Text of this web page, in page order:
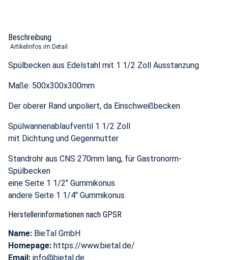
Beschreibung
Artikelinfos im Detail
Spülbecken aus Edelstahl mit 1 1/2 Zoll Ausstanzung
Maße: 500x300x300mm
Der oberer Rand unpoliert, da Einschweißbecken.
Spülwannenablaufventil 1 1/2 Zoll
mit Dichtung und Gegenmutter
Standrohr aus CNS 270mm lang, für Gastronorm-
Spülbecken
eine Seite 1 1/2" Gummikonus
andere Seite 1 1/4" Gummikonus
Herstellerinformationen nach GPSR
Name: BieTal GmbH
Homepage: https://www.bietal.de/
Email: info@bietal.de